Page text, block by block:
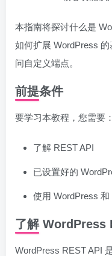
本指南将探讨什么是
如何扩展 WordPress
问自定义端点。
前提条件
要学习本教程，您需要：
了解 REST API
已设置好的
使用 WordPress 和
了解 WordPress
WordPress REST API